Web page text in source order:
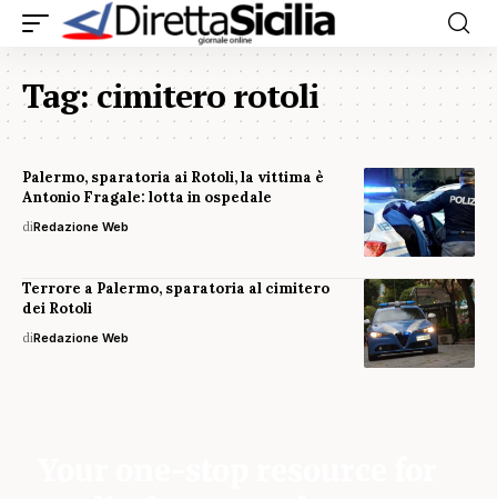
Tag:cimitero rotoli
Palermo, sparatoria ai Rotoli, la vittima è
Antonio Fragale: lotta in ospedale
diRedazione Web
Terrore a Palermo, sparatoria al cimitero
dei Rotoli
diRedazione Web